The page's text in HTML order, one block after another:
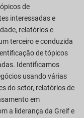
de
interessadas e
relatórios e
terceiro e conduzida
de tópicos
Identificamos
usando várias
do setor, relatórios de
em
a liderança da Greif e